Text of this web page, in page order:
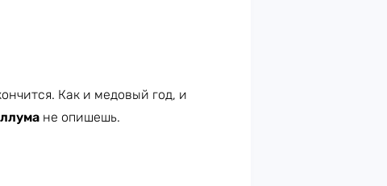
Как и медовый год, и
не опишешь.